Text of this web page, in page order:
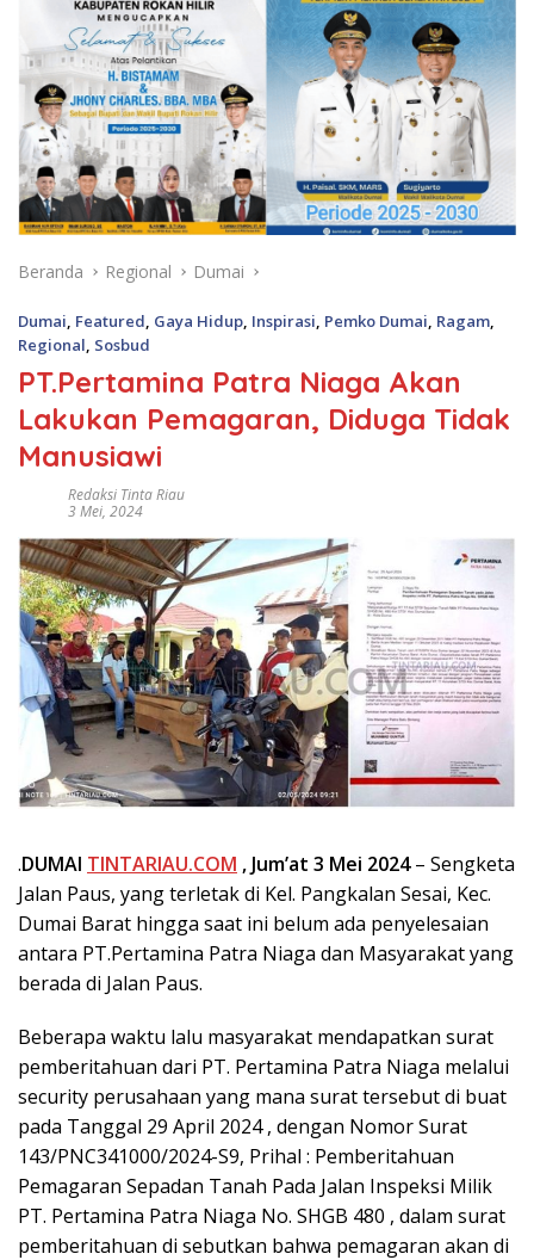
Beranda Regional Dumai
Dumai Featured Gaya Hidup Inspirasi Pemko Dumai Ragam
Regional Sosbud
PT.Pertamina Patra Niaga Akan
Lakukan Pemagaran, Diduga Tidak
Manusiawi
Redaksi Tinta Riau
3 Mei, 2024
.DUMAI TINTARIAU.COM , Jum’at 3 Mei 2024– Sengketa
Jalan Paus, yang terletak di Kel. Pangkalan Sesai, Kec.
Dumai Barat hingga saat ini belum ada penyelesaian
antara PT.Pertamina Patra Niaga dan Masyarakat yang
berada di Jalan Paus.
Beberapa waktu lalu masyarakat mendapatkan surat
pemberitahuan dari PT. Pertamina Patra Niaga melalui
security perusahaan yang mana surat tersebut di buat
pada Tanggal 29 April 2024 , dengan Nomor Surat
143/PNC341000/2024-S9, Prihal : Pemberitahuan
Pemagaran Sepadan Tanah Pada Jalan Inspeksi Milik
PT. Pertamina Patra Niaga No. SHGB 480 , dalam surat
pemberitahuan di sebutkan bahwa pemagaran akan di